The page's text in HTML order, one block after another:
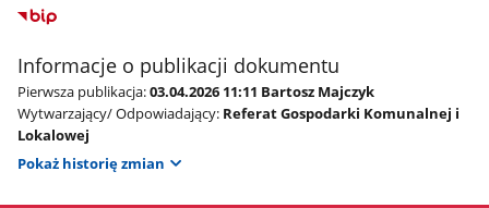
Informacje o publikacji dokumentu
Pierwsza publikacja:03.04.2026 11:11 Bartosz Majczyk
Wytwarzający/ Odpowiadający: Referat Gospodarki Komunalnej i
Lokalowej
Pokaż historię zmian